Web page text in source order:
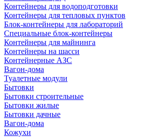
Контейнеры для водоподготовки
Контейнеры для тепловых пунктов
Блок-контейнеры для лабораторий
Специальные блок-контейнеры
Контейнеры для майнинга
Контейнеры на шасси
Контейнерные АЗС
Вагон-дома
Туалетные модули
Бытовки
Бытовки строительные
Бытовки жилые
Бытовки дачные
Вагон-дома
Кожухи